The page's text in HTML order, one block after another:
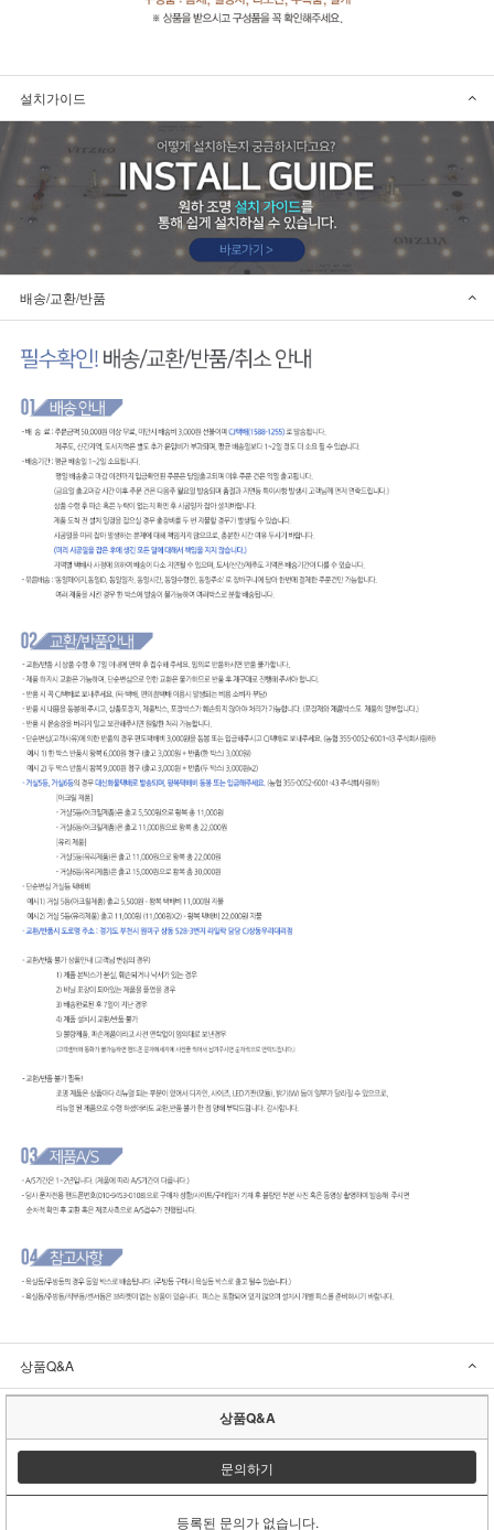
설치가이드
배송/교환/반품
상품Q&A
상품Q&A
문의하기
등록된 문의가 없습니다.